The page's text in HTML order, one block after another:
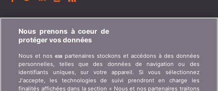
BONUS.CH
comparatifs ? Demande de presse, partenariat,
publicité, ...
Nous prenons à coeur de
protéger vos données
Nous et nos638 partenaires stockons et accédons à des données
personnelles, telles que des données de navigation ou des
identifiants uniques, sur votre appareil. Si vous sélectionnez
J'accepte, les technologies de suivi prendront en charge les
finalités affichées dans la section « Nous et nos partenaires traitons